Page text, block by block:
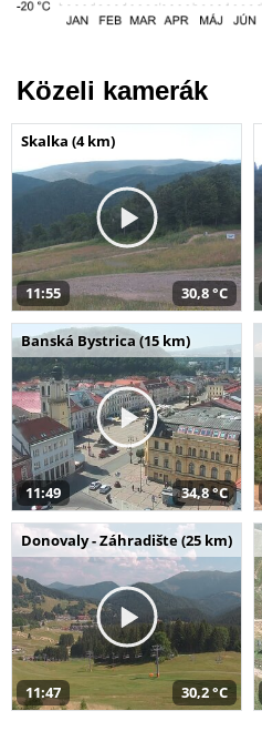
Közeli kamerák
Skalka (4 km)
11:55 30,8 °C
Banská Bystrica (15 km)
11:49 34,8 °C
Donovaly - Záhradište (25 km)
11:47 30,2 °C